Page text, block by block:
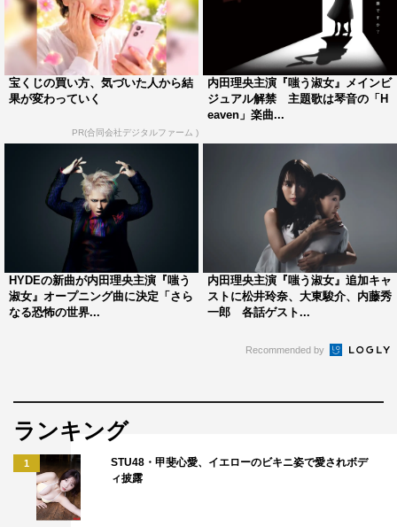
宝くじの買い方、気づいた人から結
果が変わっていく
PR(合同会社デジタルファーム )
内田理央主演『嗤う淑女』メインビ
ジュアル解禁 主題歌は琴音の「H
eaven」楽曲...
HYDEの新曲が内田理央主演『嗤う
淑女』オープニング曲に決定「さら
なる恐怖の世界...
内田理央主演『嗤う淑女』追加キャ
ストに松井玲奈、大東駿介、内藤秀
一郎 各話ゲスト...
Recommended by
ランキング
1
STU48・甲斐心愛、イエローのビキニ姿で愛されボデ
ィ披露